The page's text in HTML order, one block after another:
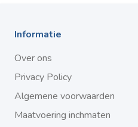
Informatie
Over ons
Privacy Policy
Algemene voorwaarden
Maatvoering inchmaten